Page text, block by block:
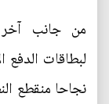
من جانب آخر
لبطاقات الدفع
نجاحا منقطع